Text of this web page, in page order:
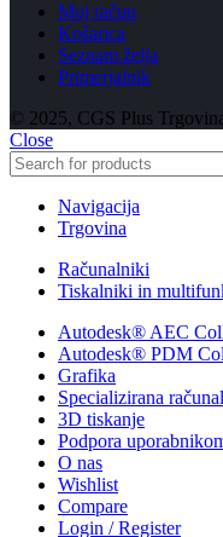
Moj račun
Košarica
Seznam želja
Primerjalnik
© 2025, CGS Plus
Close
Navigacija
Trgovina
Računalniki
Tiskalniki in
Autodesk® AEC
Autodesk® PDM
Grafika
Specializirana
3D tiskanje
Podpora
O nas
Wishlist
Compare
Login / Register